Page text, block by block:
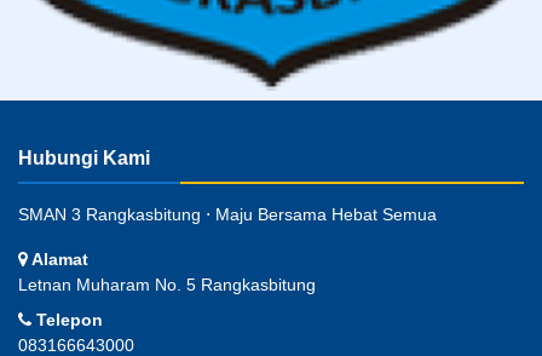
Hubungi Kami
SMAN 3 Rangkasbitung ⋅ Maju Bersama Hebat Semua
Alamat
Letnan Muharam No. 5 Rangkasbitung
Telepon
083166643000